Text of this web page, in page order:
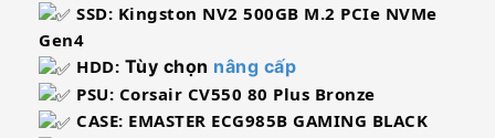
SSD: Kingston NV2 500GB M.2 PCIe NVMe
Gen4
HDD: Tùy chọn nâng cấp
PSU: Corsair CV550 80 Plus Bronze
CASE: EMASTER ECG985B GAMING BLACK